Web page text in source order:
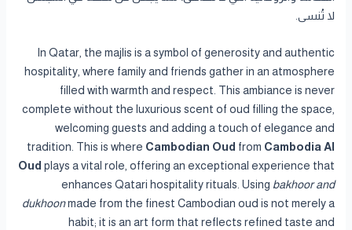
لا تُنسى.
In Qatar, the majlis is a symbol of generosity and authentic
hospitality, where family and friends gather in an atmosphere
filled with warmth and respect. This ambiance is never
complete without the luxurious scent of oud filling the space,
welcoming guests and adding a touch of elegance and
tradition. This is where Cambodian Oud from Cambodia Al
Oud plays a vital role, offering an exceptional experience that
enhances Qatari hospitality rituals. Using bakhoor and
dukhoonmade from the finest Cambodian oud is not merely a
habit; it is an art form that reflects refined taste and